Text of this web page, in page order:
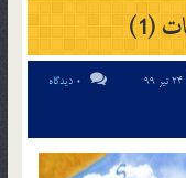
(1)
0 دیدگاه